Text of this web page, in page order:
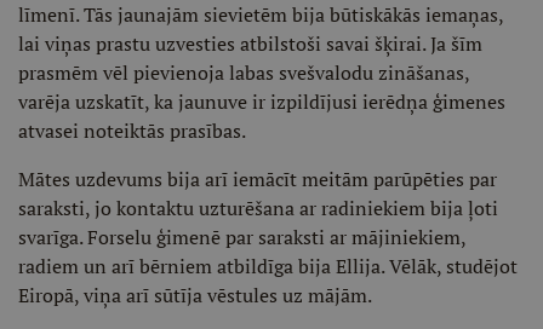
līmenī. Tās jaunajām sievietēm bija būtiskākās iemaņas,
lai viņas prastu uzvesties atbilstoši savai šķirai. Ja šīm
prasmēm vēl pievienoja labas svešvalodu zināšanas,
varēja uzskatīt, ka jaunuve ir izpildījusi ierēdņa ģimenes
atvasei noteiktās prasības.
Mātes uzdevums bija arī iemācīt meitām parūpēties par
saraksti, jo kontaktu uzturēšana ar radiniekiem bija ļoti
svarīga. Forselu ģimenē par saraksti ar mājiniekiem,
radiem un arī bērniem atbildīga bija Ellija. Vēlāk, studējot
Eiropā, viņa arī sūtīja vēstules uz mājām.